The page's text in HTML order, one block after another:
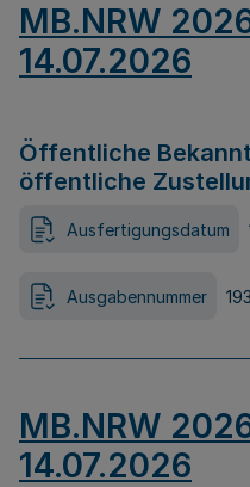
MB.NRW
14.07.2026
Öffentliche
öffentliche
Ausfertigungsdatum
Ausgabennummer 193
MB.NRW
14.07.2026